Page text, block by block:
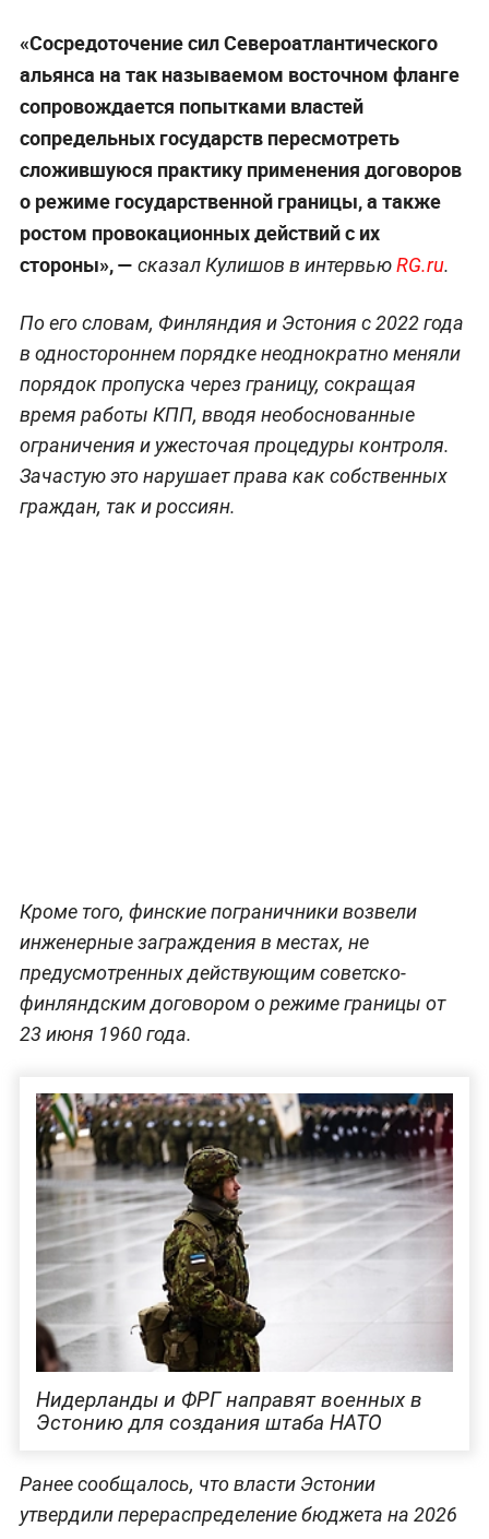
«Сосредоточение сил Североатлантического
альянса на так называемом восточном фланге
сопровождается попытками властей
сопредельных государств пересмотреть
сложившуюся практику применения договоров
о режиме государственной границы, а также
ростом провокационных действий с их
стороны», — сказал Кулишов в интервьюRG.ru.
По его словам, Финляндия и Эстония с 2022 года
в одностороннем порядке неоднократно меняли
порядок пропуска через границу, сокращая
время работы КПП, вводя необоснованные
ограничения и ужесточая процедуры контроля.
Зачастую это нарушает права как собственных
граждан, так и россиян.
Кроме того, финские пограничники возвели
инженерные заграждения в местах, не
предусмотренных действующим советско-
финляндским договором о режиме границы от
23 июня 1960 года.
Нидерланды и ФРГ направят военных в
Эстонию для создания штаба НАТО
Ранее сообщалось, что власти Эстонии
утвердили перераспределение бюджета на 2026